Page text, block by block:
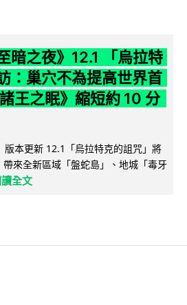
暗之夜》12.1 「烏拉特
：巢穴不為提高世界首
王之眠》縮短約 10 分
版本更新 12.1「烏拉特克的詛咒」將
來全新區域「盤蛇島」、地城「毒牙
全文